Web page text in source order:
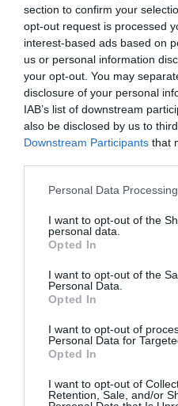
section to confirm your
opt-out request is processed
interest-based ads based on
us or personal information
your opt-out. You may
disclosure of your personal
IAB’s list of downstream
also be disclosed by us to
Downstream Participants that
Please note that this website/
not limited to your visit or
grant or deny consent to
use your data for below
consent section.
Personal Data
I want to opt-out of the
personal data.
Opted In
I want to opt-out of the
Personal Data.
Opted In
I want to opt-out of
Personal Data for
Opted In
I want to opt-out of
Retention, Sale, and/or
Korábbi bejegyzések
HASONLÓ BEJEGYZÉSEK